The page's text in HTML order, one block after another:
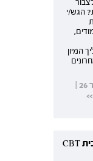
הגש/י
המיון
תחילת העסקה ולימודים באוקטובר 26 |
פסיכותרפיה התנהגותית קוגניטיבית CBT